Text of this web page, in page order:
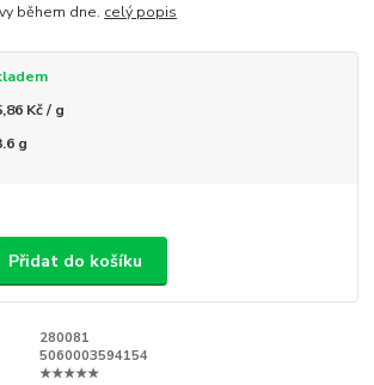
během dne. celý popis
Kč / g
g
Přidat do košíku
280081
5060003594154
★★★★★